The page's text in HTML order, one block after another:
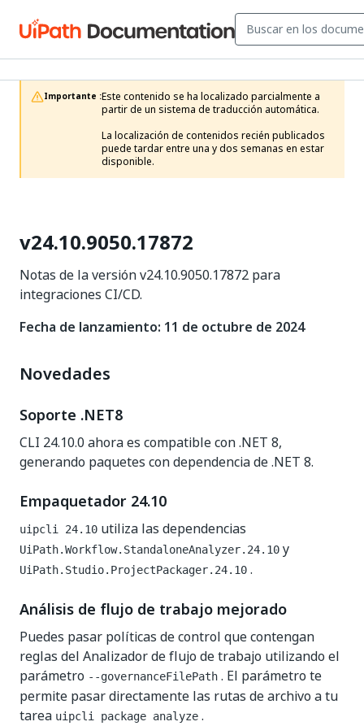
Importante :Este contenido se ha localizado parcialmente a
partir de un sistema de traducción automática.
La localización de contenidos recién publicados
puede tardar entre una y dos semanas en estar
disponible.
v24.10.9050.17872
Notas de la versión v24.10.9050.17872 para
integraciones CI/CD.
Fecha de lanzamiento: 11 de octubre de 2024
Novedades
Soporte .NET8
CLI 24.10.0 ahora es compatible con .NET 8,
generando paquetes con dependencia de .NET 8.
Empaquetador 24.10
uipcli 24.10 utiliza las dependencias
UiPath.Workflow.StandaloneAnalyzer.24.10 y
UiPath.Studio.ProjectPackager.24.10 .
Análisis de flujo de trabajo mejorado
Puedes pasar políticas de control que contengan
reglas del Analizador de flujo de trabajo utilizando el
parámetro --governanceFilePath . El parámetro te
permite pasar directamente las rutas de archivo a tu
tarea uipcli package analyze .